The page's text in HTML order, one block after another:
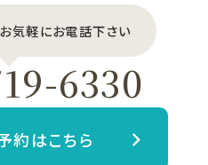
気軽にお電話下さい
6330
約はこちら